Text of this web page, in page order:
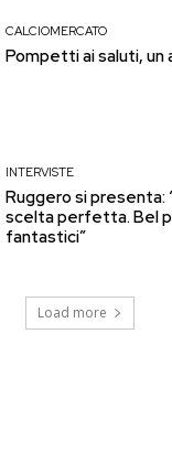
CALCIOMERCATO
Pompetti ai saluti, un
INTERVISTE
Ruggero si presenta:
scelta perfetta. Bel
fantastici”
Load more